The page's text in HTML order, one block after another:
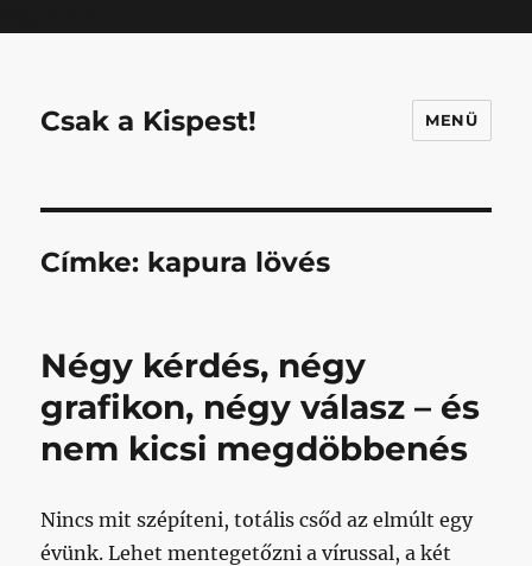
Csak a Kispest! MENÜ
Címke: kapura lövés
Négy kérdés, négy
grafikon, négy válasz – és
nem kicsi megdöbbenés
Nincs mit szépíteni, totális csőd az elmúlt egy
évünk. Lehet mentegetőzni a vírussal, a két